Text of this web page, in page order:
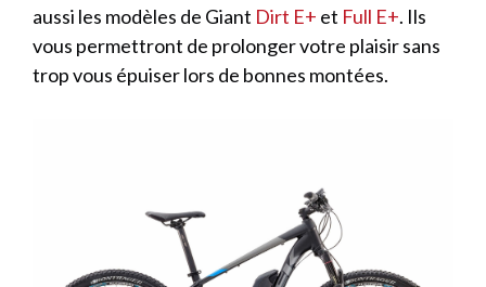
aussi les modèles de Giant Dirt E+ et Full E+. Ils
vous permettront de prolonger votre plaisir sans
trop vous épuiser lors de bonnes montées.